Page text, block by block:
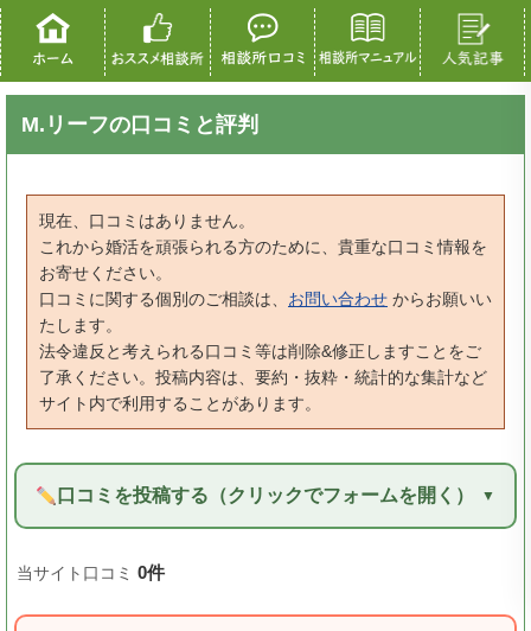
M.リーフの口コミと評判
現在、口コミはありません。
これから婚活を頑張られる方のために、貴重な口コミ情報を
お寄せください。
口コミに関する個別のご相談は、 お問い合わせ からお願いい
たします。
法令違反と考えられる口コミ等は削除&修正しますことをご
了承ください。投稿内容は、要約・抜粋・統計的な集計など
サイト内で利用することがあります。
口コミを投稿する（クリックでフォームを開く）
当サイト口コミ 0件